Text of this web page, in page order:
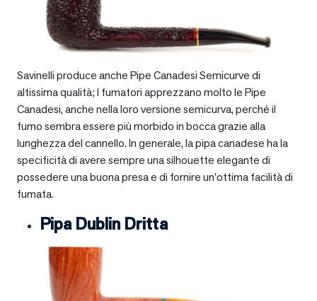
Savinelli produce anche Pipe Canadesi Semicurve di
altissima qualità; I fumatori apprezzano molto le Pipe
Canadesi, anche nella loro versione semicurva, perché il
fumo sembra essere più morbido in bocca grazie alla
lunghezza del cannello. In generale, la pipa canadese ha la
specificità di avere sempre una silhouette elegante di
possedere una buona presa e di fornire un’ottima facilità di
fumata.
Pipa Dublin Dritta